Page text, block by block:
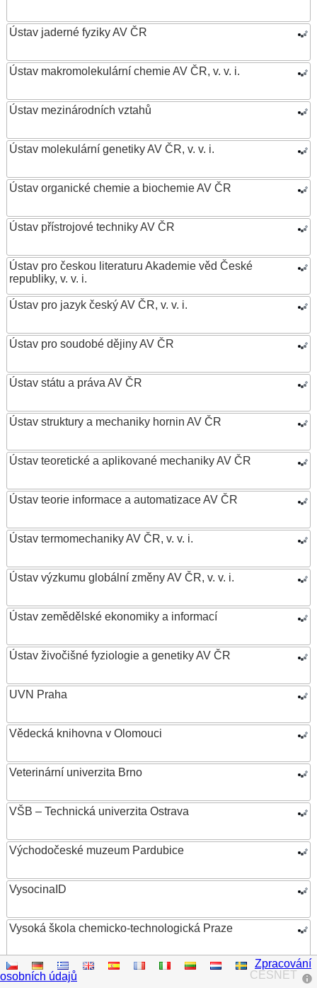
Ústav jaderné fyziky AV ČR
Ústav makromolekulární chemie AV ČR, v. v. i.
Ústav mezinárodních vztahů
Ústav molekulární genetiky AV ČR, v. v. i.
Ústav organické chemie a biochemie AV ČR
Ústav přístrojové techniky AV ČR
Ústav pro českou literaturu Akademie věd České
republiky, v. v. i.
Ústav pro jazyk český AV ČR, v. v. i.
Ústav pro soudobé dějiny AV ČR
Ústav státu a práva AV ČR
Ústav struktury a mechaniky hornin AV ČR
Ústav teoretické a aplikované mechaniky AV ČR
Ústav teorie informace a automatizace AV ČR
Ústav termomechaniky AV ČR, v. v. i.
Ústav výzkumu globální změny AV ČR, v. v. i.
Ústav zemědělské ekonomiky a informací
Ústav živočišné fyziologie a genetiky AV ČR
UVN Praha
Vědecká knihovna v Olomouci
Veterinární univerzita Brno
VŠB – Technická univerzita Ostrava
Východočeské muzeum Pardubice
VysocinaID
Vysoká škola chemicko-technologická Praze
Vysoká škola ekonomická v Praze
CESNET
Zpracování
osobních údajů